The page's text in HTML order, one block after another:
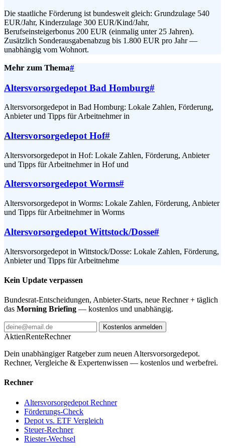
Die staatliche Förderung ist bundesweit gleich: Grundzulage 540
EUR/Jahr, Kinderzulage 300 EUR/Kind/Jahr,
Berufseinsteigerbonus 200 EUR (einmalig unter 25 Jahren).
Zusätzlich Sonderausgabenabzug bis 1.800 EUR pro Jahr —
unabhängig vom Wohnort.
Mehr zum Thema#
Altersvorsorgedepot Bad Homburg#
Altersvorsorgedepot in Bad Homburg: Lokale Zahlen, Förderung,
Anbieter und Tipps für Arbeitnehmer in
Altersvorsorgedepot Hof#
Altersvorsorgedepot in Hof: Lokale Zahlen, Förderung, Anbieter
und Tipps für Arbeitnehmer in Hof und
Altersvorsorgedepot Worms#
Altersvorsorgedepot in Worms: Lokale Zahlen, Förderung, Anbieter
und Tipps für Arbeitnehmer in Worms
Altersvorsorgedepot Wittstock/Dosse#
Altersvorsorgedepot in Wittstock/Dosse: Lokale Zahlen, Förderung,
Anbieter und Tipps für Arbeitnehme
Kein Update verpassen
Bundesrat-Entscheidungen, Anbieter-Starts, neue Rechner + täglich
das Morning Briefing — kostenlos und unabhängig.
Kostenlos anmelden
AktienRenteRechner
Dein unabhängiger Ratgeber zum neuen Altersvorsorgedepot.
Rechner, Vergleiche & Expertenwissen — kostenlos und werbefrei.
Rechner
Altersvorsorgedepot Rechner
Förderungs-Check
Depot vs. ETF Vergleich
Steuer-Rechner
Riester-Wechsel